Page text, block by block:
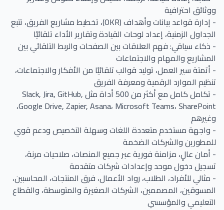
ووثائق احترافية
- إدارة قواعد بيانات وأهداف (OKR)، تخطيط مشاريع الفريق، تتبع
الجداول الزمنية، إعداد لوحات القيادة وتقارير الأداء تلقائيًا
- ذكاء سياقي: فهم العلاقات بين الصفحات والربط التلقائي بين
المشاريع والمهام والاجتماعات
- أتمتة سير العمل، توليد قوالب تلقائيًا من الأفكار والاجتماعات،
تنظيم الموارد الرقمية ومعرفة الفريق
- تكامل كامل مع أكثر من 500 أداة مثل Slack, Jira, GitHub,
Google Drive, Zapier, Asana، Microsoft Teams، SharePoint،
وغيرهم
- واجهة مستخدم متعددة اللغات وسهلة التخصيص ودعم قوي
للمطورين والشركات الضخمة
- أمان عالٍ، مزامنة فورية عبر جميع المنصات، صلاحيات مرنة،
تسجيل دخول موحد وإعدادات شركات متقدمة
- مثالي للأفراد، الطلاب، رواد الأعمال، فرق المنتجات، المحاسبين،
المسوقين، المصممين، الشركات الصغيرة والمتوسطة، والقطاع
التعليمي والمؤسسي